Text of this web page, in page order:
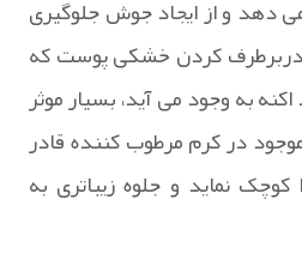
دهد و از ایجاد جوش جلوگیری
کردن خشکی پوست که
به وجود می آید، بسیار موثر
در کرم مرطوب کننده قادر
نماید و جلوه زیباتری به